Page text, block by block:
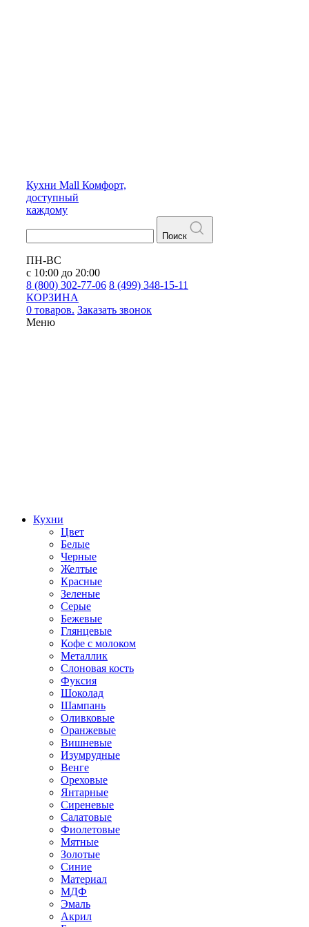
Кухни Mall Комфорт,
доступный
каждому
Поиск
ПН-ВС
с 10:00 до 20:00
8 (800) 302-77-06 8 (499) 348-15-11
КОРЗИНА
0 товаров. Заказать звонок
Меню
Кухни
Цвет
Белые
Черные
Желтые
Красные
Зеленые
Серые
Бежевые
Глянцевые
Кофе с молоком
Металлик
Слоновая кость
Фуксия
Шоколад
Шампань
Оливковые
Оранжевые
Вишневые
Изумрудные
Венге
Ореховые
Янтарные
Сиреневые
Салатовые
Фиолетовые
Мятные
Золотые
Синие
Материал
МДФ
Эмаль
Акрил